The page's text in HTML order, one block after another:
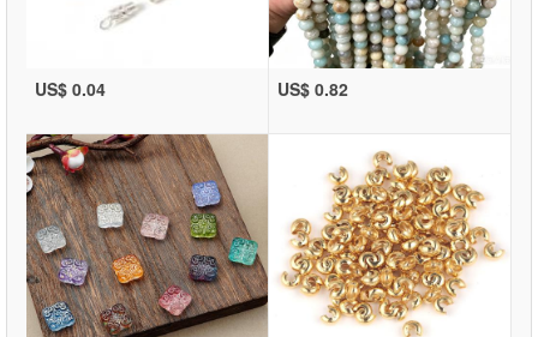
US$ 0.04 US$ 0.82